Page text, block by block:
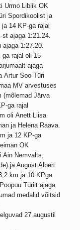
Urmo Liblik OK
Spordikoolist ja
14 KP-ga rajal
ajaga 1:21.24.
1:27.20.
ga rajal oli 15
ajaga
Artur Soo Türi
MV arvestuses
(mõlemad Järva
ga rajal
oli Anett Liisa
ja Helena Raava.
ja 12 KP-ga
OK
Nemvalts,
ja August Albert
km ja 10 KPga
Türilt ajaga
medalid võitsid
27.augustil